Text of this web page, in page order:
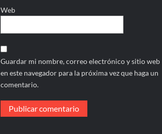
Web
Guardar mi nombre, correo electrónico y sitio web
en este navegador para la próxima vez que haga un
comentario.